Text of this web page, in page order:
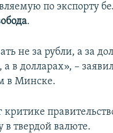
по экспорту
.
не за рубли, а за
а в долларах», –
в Минске.
в твердой валюте.